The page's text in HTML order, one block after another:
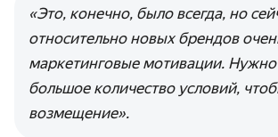
«Это, конечно, было всегда, но
относительно новых брендов
маркетинговые мотивации.
большое количество условий,
возмещение».